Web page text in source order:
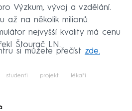
Výzkum, vývoj a vzdělání.
až na několik milionů.
nejvyšší kvality má cenu
Štourač LN.
si můžete přečíst zde.
studenti projekt lékaři